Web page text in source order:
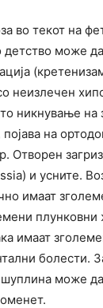
во текот на
детство може
неизлечен
никнување на
појава на
Отворен
и усните.
имаат
имаат
болести.
шуплина може